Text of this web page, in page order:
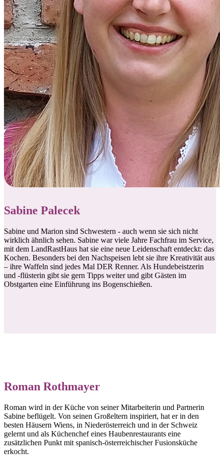
Sabine Palecek
Sabine und Marion sind Schwestern - auch wenn sie sich nicht
wirklich ähnlich sehen. Sabine war viele Jahre Fachfrau im Service,
mit dem LandRastHaus hat sie eine neue Leidenschaft entdeckt: das
Kochen. Besonders bei den Nachspeisen lebt sie ihre Kreativität aus
– ihre Waffeln sind jedes Mal DER Renner. Als Hundebeistzerin
und -flüsterin gibt sie gern Tipps weiter und gibt Gästen im
Obstgarten eine Einführung ins Bogenschießen.
Roman Rothmayer
Roman wird in der Küche von seiner Mitarbeiterin und Partnerin
Sabine beflügelt. Von seinen Großeltern inspiriert, hat er in den
besten Häusern Wiens, in Niederösterreich und in der Schweiz
gelernt und als Küchenchef eines Haubenrestaurants eine
zusätzlichen Punkt mit spanisch-österreichischer Fusionsküche
erkocht.